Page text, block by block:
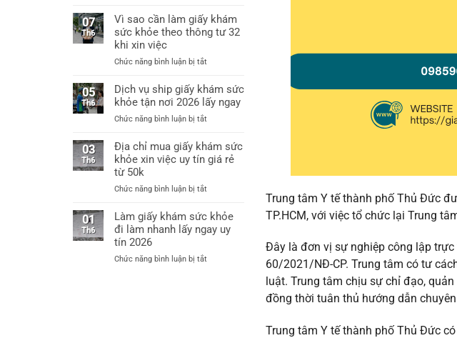
làm
giấy
khỏe
từ
60k
giấy
khám
sức
xin
thông
tư
cấp
huyện
tín
07
Th6
Vì sao cần làm giấy khám
sức khỏe theo thông tư 32
khi xin việc
Chức năng bình luận bị tắtở
sao
cần
làm
giấy
sức
khỏe
khi
xin
05
Th6
Dịch vụ ship giấy khám sức
khỏe tận nơi 2026 lấy ngay
Chức năng bình luận bị tắtở
vụ
ship
giấy
sức
tận
nơi
ngay
03
Th6
Địa chỉ mua giấy khám sức
khỏe xin việc uy tín giá rẻ
từ 50k
Chức năng bình luận bị tắtở
chỉ
giấy
sức
01
Th6
Làm giấy khám sức khỏe
đi làm nhanh lấy ngay uy
tín 2026
Chức năng bình luận bị tắtở
Trung tâm Y tế thành phố Thủ Đức
TP.HCM, với việc tổ chức lại Trung
Đây là đơn vị sự nghiệp công lập
60/2021/NĐ-CP. Trung tâm có tư
luật. Trung tâm chịu sự chỉ đạo,
đồng thời tuân thủ hướng dẫn
Trung tâm Y tế thành phố Thủ Đức